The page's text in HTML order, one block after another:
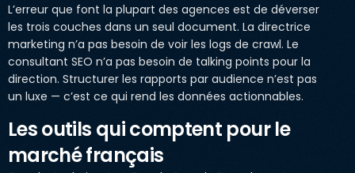
L’erreur que font la plupart des agences est de déverser
les trois couches dans un seul document. La directrice
marketing n’a pas besoin de voir les logs de crawl. Le
consultant SEO n’a pas besoin de talking points pour la
direction. Structurer les rapports par audience n’est pas
un luxe — c’est ce qui rend les données actionnables.
Les outils qui comptent pour le
marché français